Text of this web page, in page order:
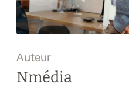
À propos
Blogue
Carrière
Auteur
Nmédia